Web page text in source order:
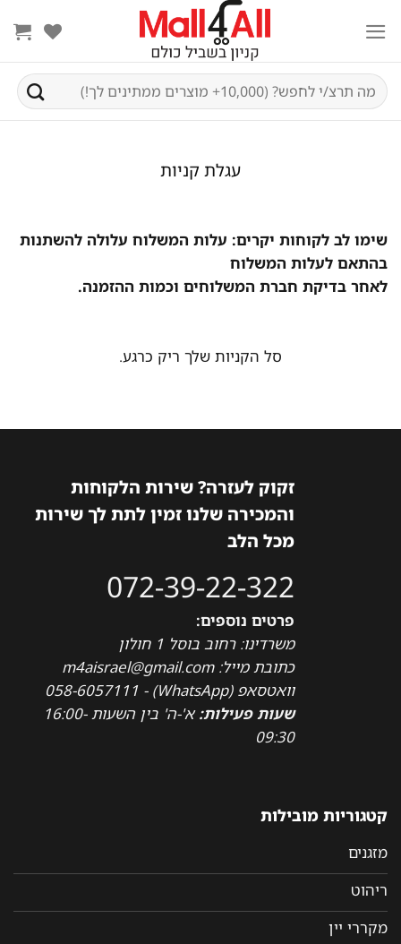
content
חיפוש
עבור:
עגלת קניות
שימו לב לקוחות יקרים: עלות המשלוח עלולה להשתנות
בהתאם לעלות המשלוח
לאחר בדיקת חברת המשלוחים וכמות ההזמנה.
סל הקניות שלך ריק כרגע.
זקוק לעזרה? שירות הלקוחות
והמכירה שלנו זמין לתת לך שירות
מכל הלב
072-39-22-322
פרטים נוספים:
משרדינו: רחוב בוסל 1 חולון
כתובת מייל: m4aisrael@gmail.com
וואטסאפ (WhatsApp) - 058-6057111
שעות פעילות:
א'-ה' בין השעות 16:00-
09:30
קטגוריות מובילות
מזגנים
ריהוט
מקררי יין